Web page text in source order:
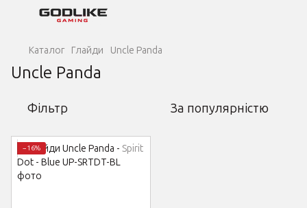
Каталог Глайди Uncle Panda
Uncle Panda
Фільтр За популярністю
−16%